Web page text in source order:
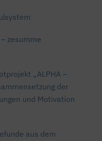
zesumme
„ALPHA –
der
und Motivation
aus dem